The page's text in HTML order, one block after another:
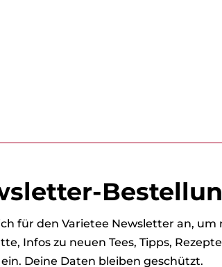
für den Varietee Newsletter an,
Infos zu neuen Tees, Tipps,
Deine Daten bleiben geschützt.